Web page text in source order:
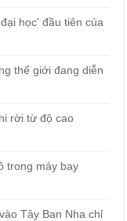
học' đầu tiên của
thế giới đang diễn
rời từ độ cao
trong máy bay
Tây Ban Nha chỉ